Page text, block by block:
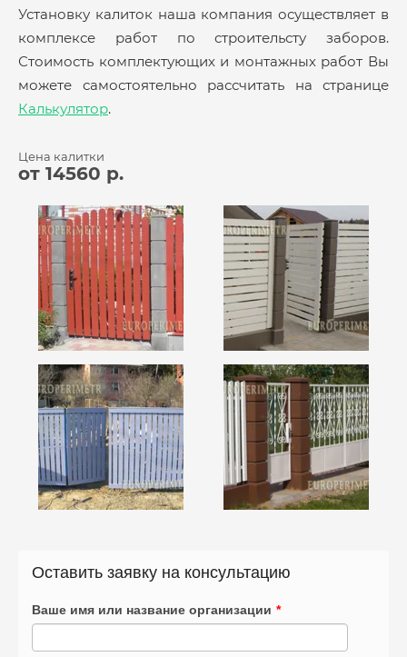
Установку калиток наша компания осуществляет в
комплексе работ по строительсту заборов.
Стоимость комплектующих и монтажных работ Вы
можете самостоятельно рассчитать на странице
Калькулятор.
Цена калитки
от 14560 р.
Оставить заявку на консультацию
Ваше имя или название организации *